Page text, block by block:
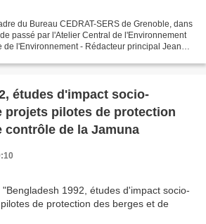
du Bureau CEDRAT-SERS de Grenoble, dans
passé par l'Atelier Central de l'Environnement
de l'Environnement - Rédacteur principal Jean
études d'impact socio-
projets pilotes de protection
contrôle de la Jamuna